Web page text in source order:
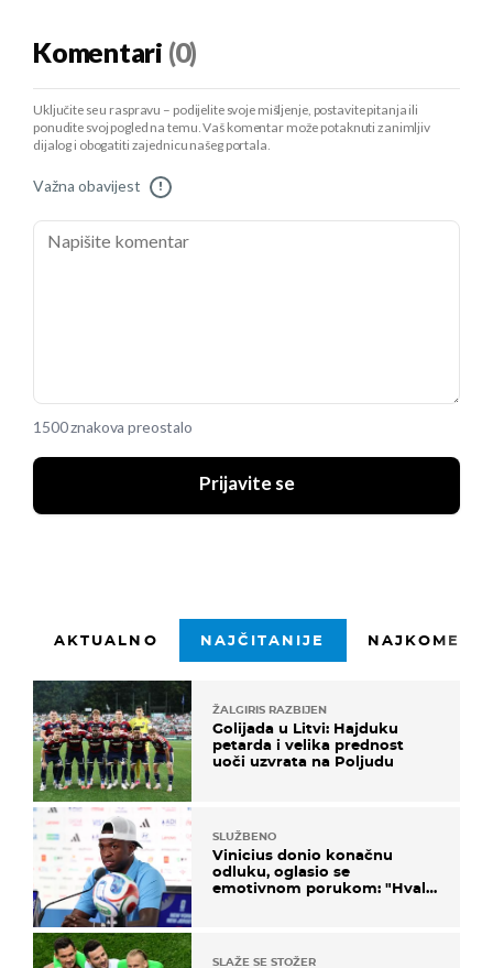
Komentari (0)
Uključite se u raspravu – podijelite svoje mišljenje, postavite pitanja ili
ponudite svoj pogled na temu. Vaš komentar može potaknuti zanimljiv
dijalog i obogatiti zajednicu našeg portala.
Važna obavijest !
1500 znakova preostalo
Prijavite se
AKTUALNO NAJČITANIJE
ŽALGIRIS RAZBIJEN
Golijada u Litvi: Hajduku
petarda i velika prednost
uoči uzvrata na Poljudu
SLUŽBENO
Vinicius donio konačnu
odluku, oglasio se
emotivnom porukom: "Hvala
SLAŽE SE STOŽER